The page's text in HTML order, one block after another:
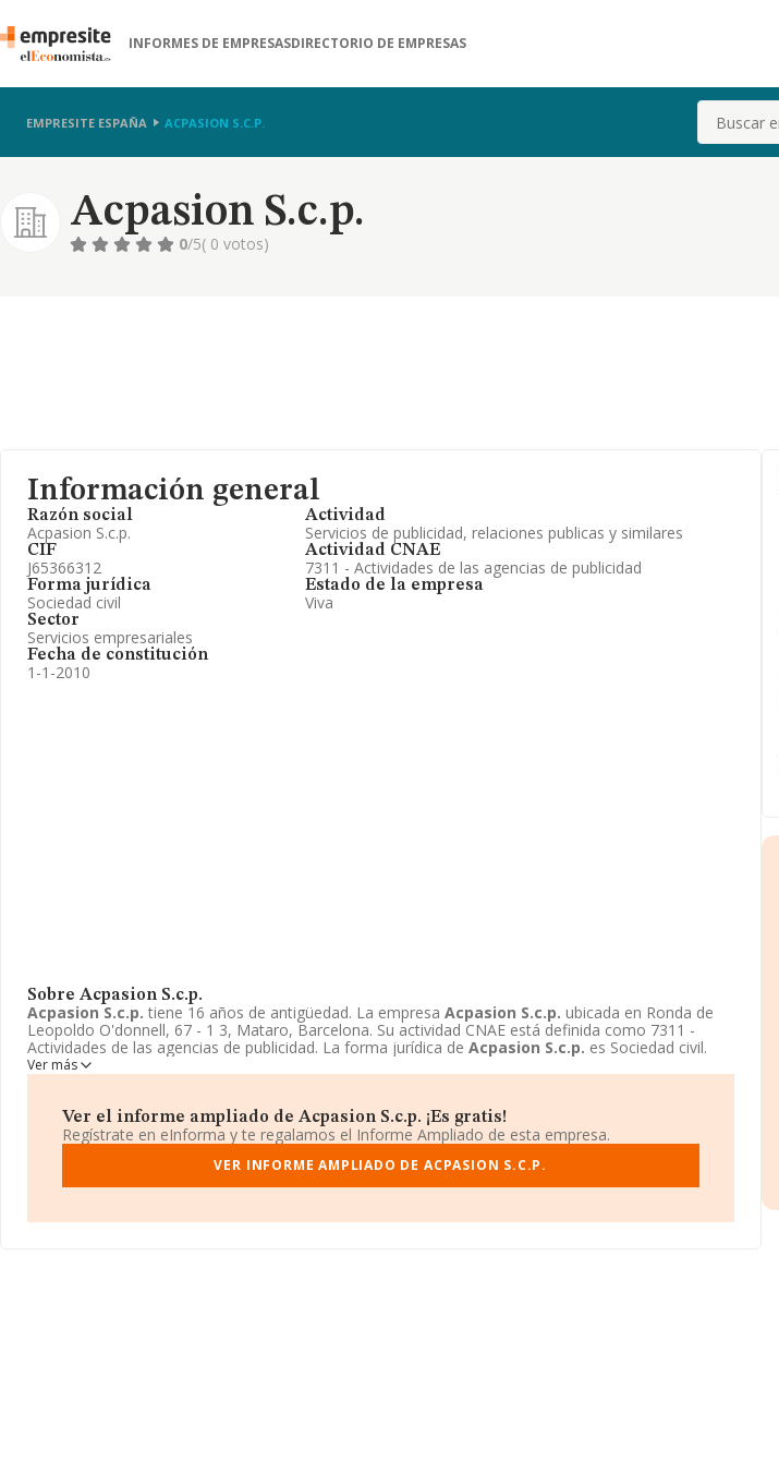
INFORMES DE EMPRESASDIRECTORIO DE EMPRESAS
EMPRESITE ESPAÑA ACPASION S.C.P. Buscar
Acpasion S.c.p.
0/5( 0 votos)
Información general
Razón social
Acpasion S.c.p.
CIF
J65366312
Forma jurídica
Sociedad civil
Sector
Servicios empresariales
Fecha de constitución
1-1-2010
Actividad
Servicios de publicidad, relaciones publicas y similares
Actividad CNAE
7311 - Actividades de las agencias de publicidad
Estado de la empresa
Viva
Sobre Acpasion S.c.p.
Acpasion S.c.p. tiene 16 años de antigüedad. La empresa Acpasion S.c.p. ubicada en Ronda de
Leopoldo O'donnell, 67 - 1 3, Mataro, Barcelona. Su actividad CNAE está definida como 7311 -
Actividades de las agencias de publicidad. La forma jurídica de Acpasion S.c.p. es Sociedad civil.
Ver más
Ver el informe ampliado de Acpasion S.c.p. ¡Es gratis!
Regístrate en eInforma y te regalamos el Informe Ampliado de esta empresa.
VER INFORME AMPLIADO DE ACPASION S.C.P.